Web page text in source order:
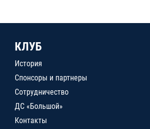
КЛУБ
История
Спонсоры и партнеры
Сотрудничество
ДС «Большой»
Контакты